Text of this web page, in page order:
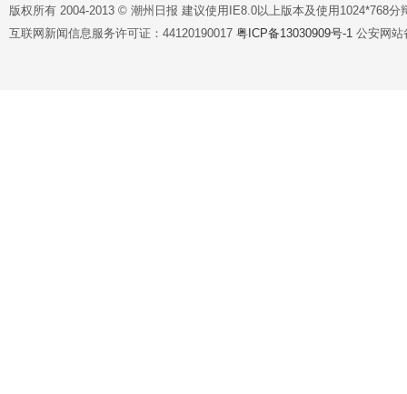
版权所有 2004-2013 © 潮州日报 建议使用IE8.0以上版本及使用1024*768分
互联网新闻信息服务许可证：44120190017 粤ICP备13030909号-1 公安网站